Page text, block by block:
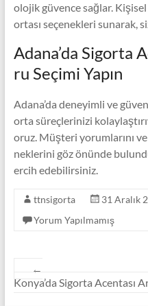
olojik güvence sağlar.
ortası seçenekleri sunarak,
Adana’da Sigorta
ru Seçimi Yapın
Adana’da deneyimli ve
orta süreçlerinizi
oruz. Müşteri yorumlarını
neklerini göz önünde
ercih edebilirsiniz.
ttnsigorta 31 Aralık
Yorum Yapılmamış
←
Konya’da Sigorta Acentası